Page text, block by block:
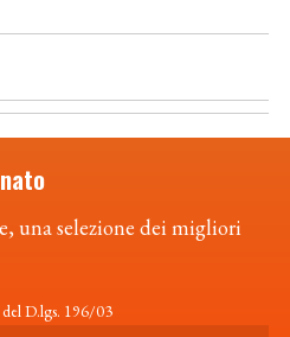
una selezione dei migliori
D.lgs. 196/03